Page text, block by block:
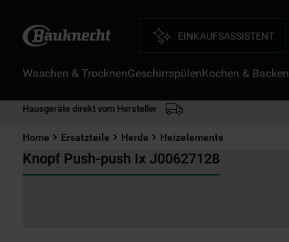
EINKAUFSASSISTENT
Waschen & TrocknenGeschirrspülenKochen & Backen
Hausgeräte direkt vom Hersteller
Home Ersatzteile Herde Heizelemente
Knopf Push-push Ix J00627128